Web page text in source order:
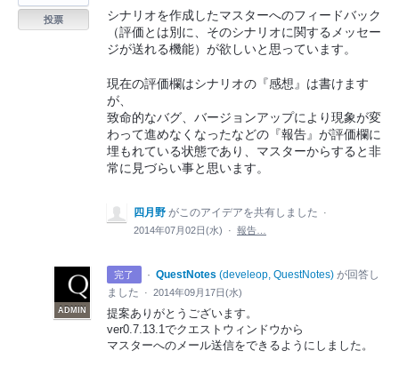
シナリオを作成したマスターへのフィードバック
（評価とは別に、そのシナリオに関するメッセー
ジが送れる機能）が欲しいと思っています。
現在の評価欄はシナリオの『感想』は書けます
が、
致命的なバグ、バージョンアップにより現象が変
わって進めなくなったなどの『報告』が評価欄に
埋もれている状態であり、マスターからすると非
常に見づらい事と思います。
投票
四月野 がこのアイデアを共有しました
·
2014年07月02日(水)
· 報告…
完了 ·
ADMIN
QuestNotes (develeop, QuestNotes)が回答し
ました
· 2014年09月17日(水)
提案ありがとうございます。
ver0.7.13.1でクエストウィンドウから
マスターへのメール送信をできるようにしました。